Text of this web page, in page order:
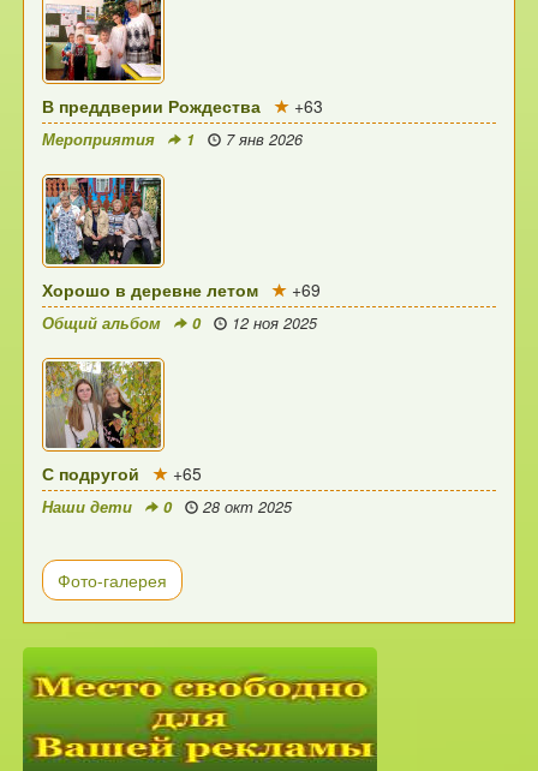
В преддверии Рождества +63
Мероприятия 1 7 янв 2026
Хорошо в деревне летом +69
Общий альбом 0 12 ноя 2025
С подругой +65
Наши дети 0 28 окт 2025
Фото-галерея